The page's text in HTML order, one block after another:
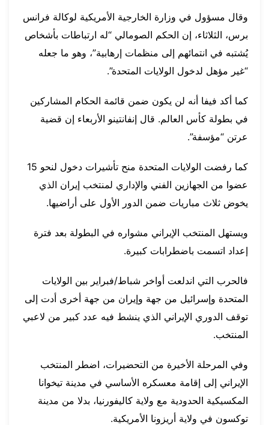
وقال مسؤول في وزارة الخارجية الأمريكية لوكالة فرانس
برس، الثلاثاء، إن الحكم الصومالي “له ارتباطات بأشخاص
يُشتبه في انتمائهم إلى منظمات إرهابية”، وهو ما جعله
“غير مؤهل لدخول الولايات المتحدة”.
كما أكد فيفا أنه لن يكون ضمن قائمة الحكام المشاركين
في بطولة كأس العالم. قال إنفانتينو الأربعاء إن قضية
عرتن “مؤسفة”.
كما رفضت الولايات المتحدة منح تأشيرات دخول لنحو 15
عضوا من الجهازين الفني والإداري لمنتخب إيران الذي
يخوض ثلاث مباريات ضمن الدور الأول على أراضيها.
ويستهل المنتخب الإيراني مشواره في البطولة بعد فترة
إعداد اتسمت باضطرابات كبيرة.
فالحرب التي اندلعت أواخر شباط/فبراير بين الولايات
المتحدة وإسرائيل من جهة وإيران من جهة أخرى أدت إلى
توقف الدوري الإيراني الذي ينشط فيه عدد كبير من لاعبي
المنتخب.
وفي المرحلة الأخيرة من التحضيرات، اضطر المنتخب
الإيراني إلى إقامة معسكره الأساسي في مدينة تيخوانا
المكسيكية الحدودية مع ولاية كاليفورنيا، بدلا من مدينة
توكسون في ولاية أريزونا الأمريكية.